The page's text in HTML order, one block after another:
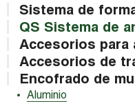
Sistema de
QS Sistema de
Aluminio
Accesorios para
Accesorios de
Encofrado de